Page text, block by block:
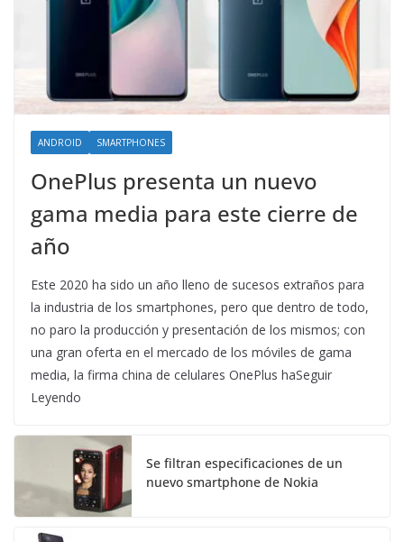
ANDROID SMARTPHONES
OnePlus presenta un nuevo
gama media para este cierre de
año
Este 2020 ha sido un año lleno de sucesos extraños para
la industria de los smartphones, pero que dentro de todo,
no paro la producción y presentación de los mismos; con
una gran oferta en el mercado de los móviles de gama
media, la firma china de celulares OnePlus haSeguir
Leyendo
Se filtran especificaciones de un
nuevo smartphone de Nokia